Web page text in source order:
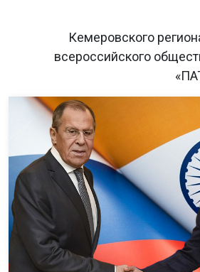
Кемеровского
всероссийского